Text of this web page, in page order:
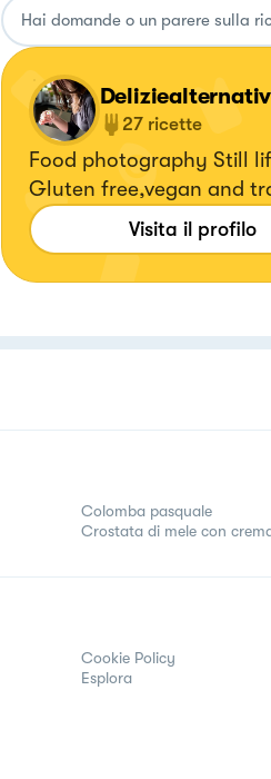
27 ricette
Food photography Still
Gluten free,vegan and
ricette💫 #bricioledidolce Seguitemi su 👇🏻 Instagram
@delizie_alternative
Visita il profilo
Colomba pasquale
Crostata di mele con
Cookie Policy
Esplora